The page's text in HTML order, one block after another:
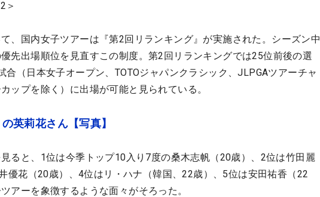
＞
、国内女子ツアーは『第2回リランキング』が実施された。シーズン中
先出場順位を見直すこの制度。第2回リランキングでは25位前後の選
合（日本女子オープン、TOTOジャパンクラシック、JLPGAツアーチャ
ップを除く）に出場が可能と見られている。
英莉花さん【写真】
ると、1位は今季トップ10入り7度の桑木志帆（20歳）、2位は竹田麗
優花（20歳）、4位はリ・ハナ（韓国、22歳）、5位は安田祐香（22
アーを象徴するような面々がそろった。